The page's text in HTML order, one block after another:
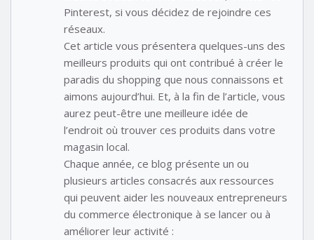
Pinterest, si vous décidez de rejoindre ces
réseaux.
Cet article vous présentera quelques-uns des
meilleurs produits qui ont contribué à créer le
paradis du shopping que nous connaissons et
aimons aujourd’hui. Et, à la fin de l’article, vous
aurez peut-être une meilleure idée de
l’endroit où trouver ces produits dans votre
magasin local.
Chaque année, ce blog présente un ou
plusieurs articles consacrés aux ressources
qui peuvent aider les nouveaux entrepreneurs
du commerce électronique à se lancer ou à
améliorer leur activité :